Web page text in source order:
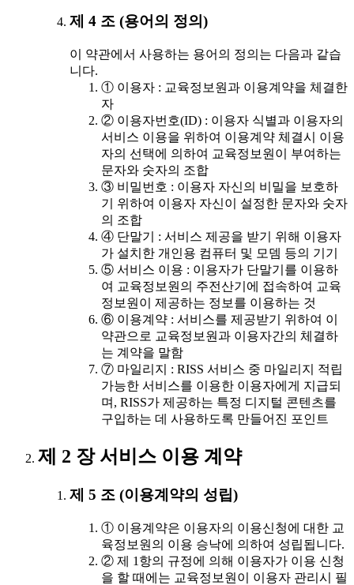
제 4 조 (용어의 정의)
이 약관에서 사용하는 용어의 정의는 다음과 같습
니다.
① 이용자 : 교육정보원과 이용계약을 체결한
자
② 이용자번호(ID) : 이용자 식별과 이용자의
서비스 이용을 위하여 이용계약 체결시 이용
자의 선택에 의하여 교육정보원이 부여하는
문자와 숫자의 조합
③ 비밀번호 : 이용자 자신의 비밀을 보호하
기 위하여 이용자 자신이 설정한 문자와 숫자
의 조합
④ 단말기 : 서비스 제공을 받기 위해 이용자
가 설치한 개인용 컴퓨터 및 모뎀 등의 기기
⑤ 서비스 이용 : 이용자가 단말기를 이용하
여 교육정보원의 주전산기에 접속하여 교육
정보원이 제공하는 정보를 이용하는 것
⑥ 이용계약 : 서비스를 제공받기 위하여 이
약관으로 교육정보원과 이용자간의 체결하
는 계약을 말함
⑦ 마일리지 : RISS 서비스 중 마일리지 적립
가능한 서비스를 이용한 이용자에게 지급되
며, RISS가 제공하는 특정 디지털 콘텐츠를
구입하는 데 사용하도록 만들어진 포인트
제 2 장 서비스 이용 계약
제 5 조 (이용계약의 성립)
① 이용계약은 이용자의 이용신청에 대한 교
육정보원의 이용 승낙에 의하여 성립됩니다.
② 제 1항의 규정에 의해 이용자가 이용 신청
을 할 때에는 교육정보원이 이용자 관리시 필